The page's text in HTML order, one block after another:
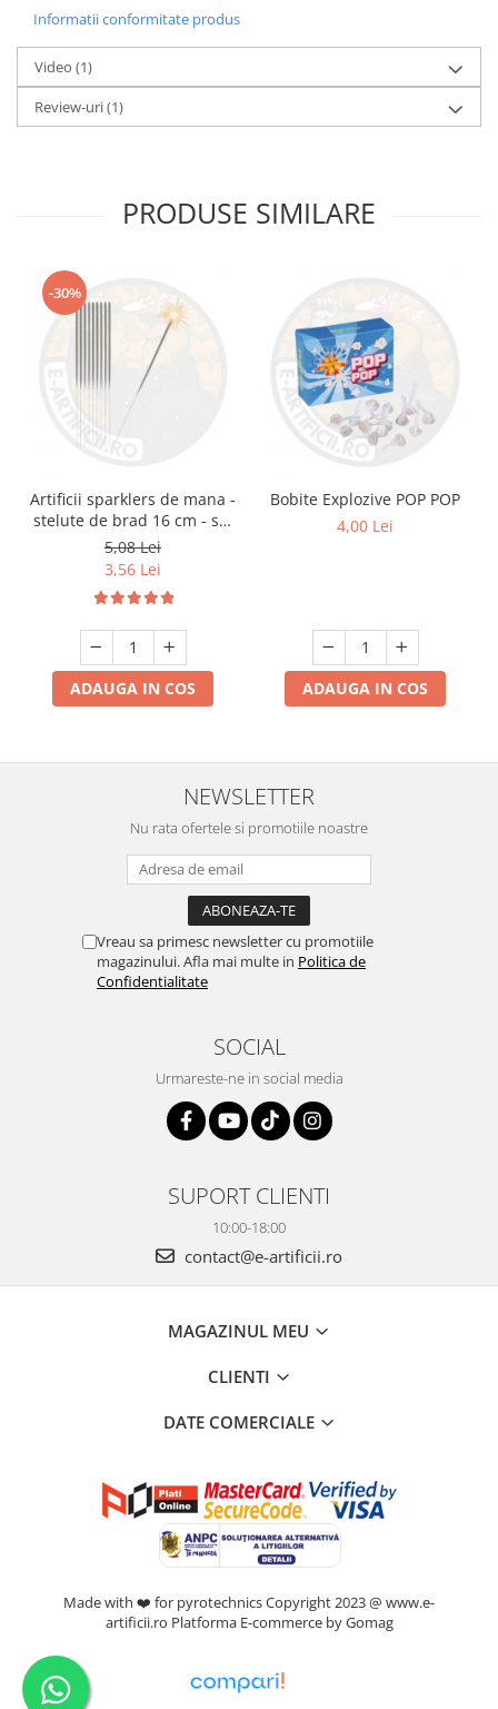
Informatii conformitate produs
Video (1)
Review-uri(1)
PRODUSE SIMILARE
-30%
Artificii sparklers de mana -
stelute de brad 16 cm - set
10 buc
5,08 Lei
3,56 Lei
ADAUGA IN COS
Bobite Explozive POP POP
4,00 Lei
ADAUGA IN COS
NEWSLETTER
Nu rata ofertele si promotiile noastre
Vreau sa primesc newsletter cu promotiile
magazinului. Afla mai multe in Politica de
Confidentialitate
SOCIAL
Urmareste-ne in social media
SUPORT CLIENTI
10:00-18:00
contact@e-artificii.ro
MAGAZINUL MEU
CLIENTI
DATE COMERCIALE
Made with ❤️ for pyrotechnics Copyright 2023 @ www.e-
artificii.ro Platforma E-commerce by Gomag